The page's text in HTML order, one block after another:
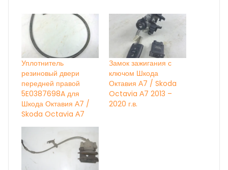
Уплотнитель
резиновый двери
передней правой
5E0387698A для
Шкода Октавия А7 /
Skoda Octavia А7
Замок зажигания с
ключом Шкода
Октавия А7 / Skoda
Octavia А7 2013 –
2020 г.в.